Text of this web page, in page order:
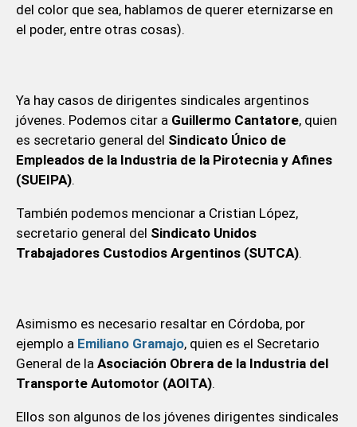
del color que sea, hablamos de querer eternizarse en
el poder, entre otras cosas).
Ya hay casos de dirigentes sindicales argentinos
jóvenes. Podemos citar a Guillermo Cantatore, quien
es secretario general del Sindicato Único de
Empleados de la Industria de la Pirotecnia y Afines
(SUEIPA).
También podemos mencionar a Cristian López,
secretario general del Sindicato Unidos
Trabajadores Custodios Argentinos (SUTCA).
Asimismo es necesario resaltar en Córdoba, por
ejemplo a Emiliano Gramajo, quien es el Secretario
General de la Asociación Obrera de la Industria del
Transporte Automotor (AOITA).
Ellos son algunos de los jóvenes dirigentes sindicales